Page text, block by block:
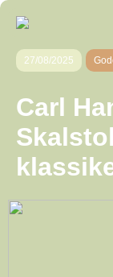
27/08/2025
Carl